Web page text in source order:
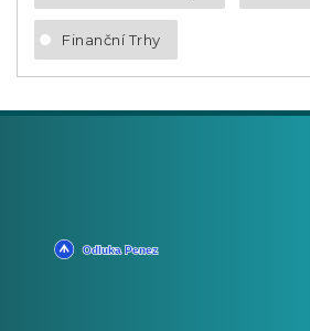
Finanční Trhy